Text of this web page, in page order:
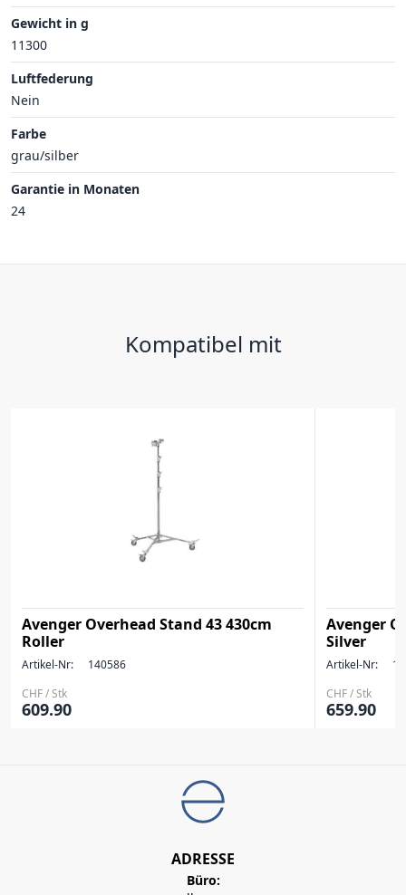
Gewicht in g
11300
Luftfederung
Nein
Farbe
grau/silber
Garantie in Monaten
24
Kompatibel mit
Avenger Overhead Stand 43 430cm
Roller
Artikel-Nr:
140586
CHF / Stk
609.90
Avenger
Silver
Artikel-Nr:
CHF / Stk
659.90
ADRESSE
Büro: